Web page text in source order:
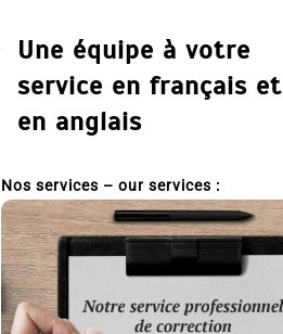
Une équipe à votre
service en français et
en anglais
Nos services – our services :